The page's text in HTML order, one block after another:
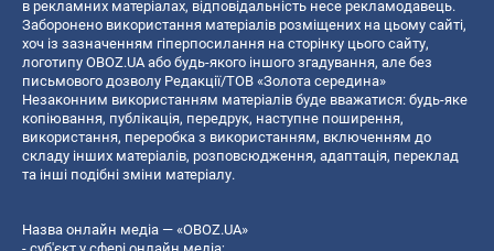
в рекламних матеріалах, відповідальність несе рекламодавець.
Заборонено використання матеріалів розміщених на цьому сайті,
хоч із зазначенням гіперпосилання на сторінку цього сайту,
логотипу OBOZ.UA або будь-якого іншого згадування, але без
письмового дозволу Редакції/ТОВ «Золота середина»
Незаконним використанням матеріалів буде вважатися: будь-яке
копiювання, публiкацiя, передрук, наступне поширення,
використання, переробка з використанням, включенням до
складу інших матеріалів, розповсюдження, адаптація, переклад
та інші подібні зміни матеріалу.
Назва онлайн медіа — «OBOZ.UA»